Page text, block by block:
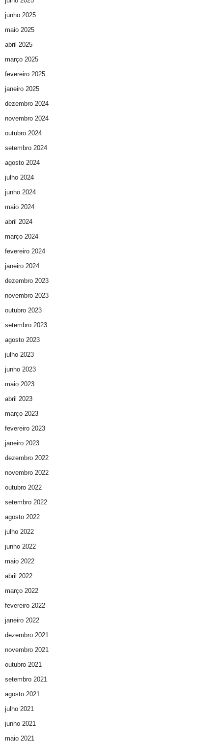
junho 2025
maio 2025
abril 2025
março 2025
fevereiro 2025
janeiro 2025
dezembro 2024
novembro 2024
outubro 2024
setembro 2024
agosto 2024
julho 2024
junho 2024
maio 2024
abril 2024
março 2024
fevereiro 2024
janeiro 2024
dezembro 2023
novembro 2023
outubro 2023
setembro 2023
agosto 2023
julho 2023
junho 2023
maio 2023
abril 2023
março 2023
fevereiro 2023
janeiro 2023
dezembro 2022
novembro 2022
outubro 2022
setembro 2022
agosto 2022
julho 2022
junho 2022
maio 2022
abril 2022
março 2022
fevereiro 2022
janeiro 2022
dezembro 2021
novembro 2021
outubro 2021
setembro 2021
agosto 2021
julho 2021
junho 2021
maio 2021